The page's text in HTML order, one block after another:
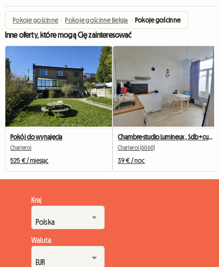
Pokoje gościnne › Pokoje gościnne Belgia › Pokoje gościnne
Inne oferty, które mogą Cię zainteresować
Pokój do wynajęcia
Charleroi
525 € / miesiąc
Chambre-studio Lumineux , Sdb+cusine Privee
Charleroi (6060)
39 € / noc
Kraj
Waluta